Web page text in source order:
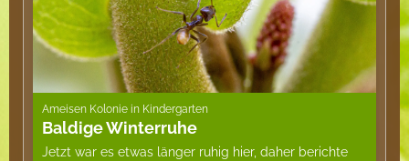
Ameisen Kolonie in Kindergarten
Baldige Winterruhe
Jetzt war es etwas länger ruhig hier, daher berichte